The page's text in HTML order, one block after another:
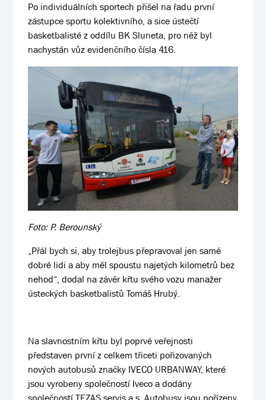
Po individuálních sportech přišel na řadu první
zástupce sportu kolektivního, a sice ústečtí
basketbalisté z oddílu BK Sluneta, pro něž byl
nachystán vůz evidenčního čísla 416.
Foto: P. Berounský
„Přál bych si, aby trolejbus přepravoval jen samé
dobré lidi a aby měl spoustu najetých kilometrů bez
nehod“, dodal na závěr křtu svého vozu manažer
ústeckých basketbalistů Tomáš Hrubý.
Na slavnostním křtu byl poprvé veřejnosti
představen první z celkem třiceti pořizovaných
nových autobusů značky IVECO URBANWAY, které
jsou vyrobeny společností Iveco a dodány